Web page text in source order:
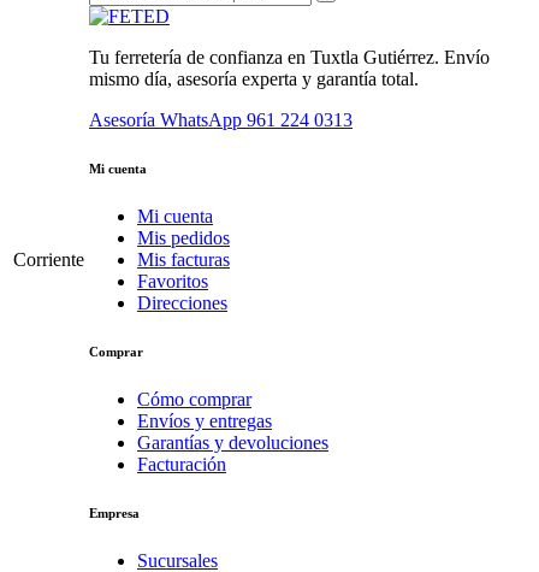
Corriente
Tu ferretería de confianza en Tuxtla Gutiérrez. Envío
mismo día, asesoría experta y garantía total.
Asesoría WhatsApp 961 224 0313
Mi cuenta
Mi cuenta
Mis pedidos
Mis facturas
Favoritos
Direcciones
Comprar
Cómo comprar
Envíos y entregas
Garantías y devoluciones
Facturación
Empresa
Sucursales